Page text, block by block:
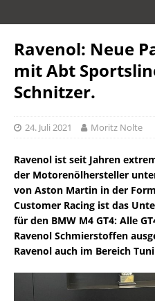
Ravenol: Neue
mit Abt
Schnitzer.
24. Juli 2021 Moritz Nolte
Ravenol ist seit Jahren
der Motorenölhersteller
von Aston Martin in der
Customer Racing ist das
für den BMW M4 GT4: Alle
Ravenol Schmierstoffen
Ravenol auch im Bereich